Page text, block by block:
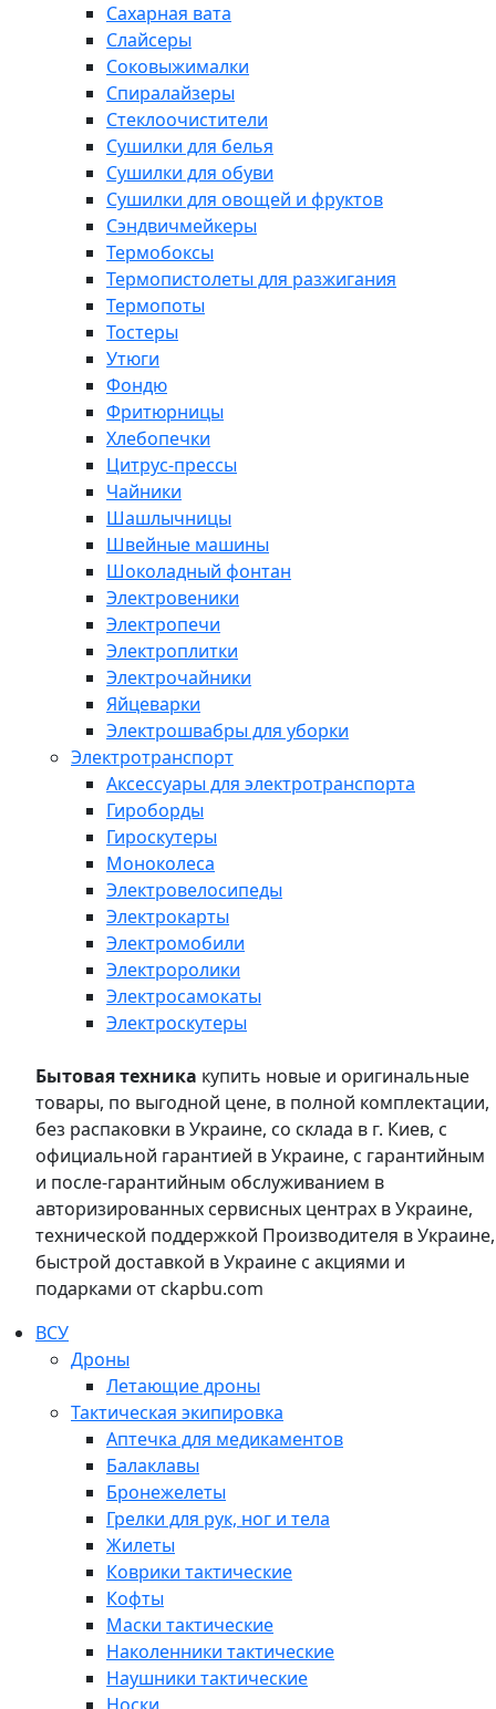
Сахарная вата
Слайсеры
Соковыжималки
Спиралайзеры
Стеклоочистители
Сушилки для белья
Сушилки для обуви
Сушилки для овощей и фруктов
Сэндвичмейкеры
Термобоксы
Термопистолеты для разжигания
Термопоты
Тостеры
Утюги
Фондю
Фритюрницы
Хлебопечки
Цитрус-прессы
Чайники
Шашлычницы
Швейные машины
Шоколадный фонтан
Электровеники
Электропечи
Электроплитки
Электрочайники
Яйцеварки
Электрошвабры для уборки
Электротранспорт
Аксессуары для электротранспорта
Гироборды
Гироскутеры
Моноколеса
Электровелосипеды
Электрокарты
Электромобили
Электроролики
Электросамокаты
Электроскутеры
Бытовая техника купить новые и оригинальные
товары, по выгодной цене, в полной комплектации,
без распаковки в Украине, со склада в г. Киев, с
официальной гарантией в Украине, с гарантийным
и после-гарантийным обслуживанием в
авторизированных сервисных центрах в Украине,
технической поддержкой Производителя в Украине,
быстрой доставкой в Украине с акциями и
подарками от ckapbu.com
ВСУ
Дроны
Летающие дроны
Тактическая экипировка
Аптечка для медикаментов
Балаклавы
Бронежелеты
Грелки для рук, ног и тела
Жилеты
Коврики тактические
Кофты
Маски тактические
Наколенники тактические
Наушники тактические